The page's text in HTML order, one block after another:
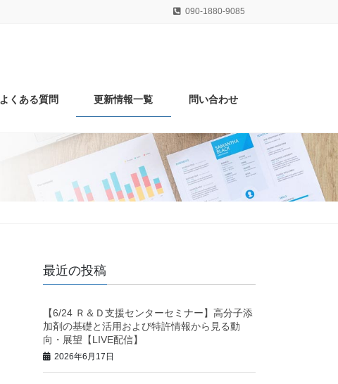
090-1880-9085
よくある質問 更新情報一覧 問い合わせ
最近の投稿
【6/24 Ｒ＆Ｄ支援センターセミナー】高分子添
加剤の基礎と活用および特許情報から見る動
向・展望【LIVE配信】
2026年6月17日